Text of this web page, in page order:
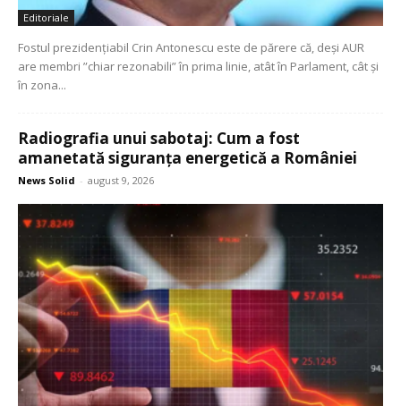
Editoriale
Fostul prezidenţiabil Crin Antonescu este de părere că, deşi AUR
are membri ”chiar rezonabili” în prima linie, atât în Parlament, cât şi
în zona...
Radiografia unui sabotaj: Cum a fost
amanetată siguranța energetică a României
News Solid - august 9, 2026